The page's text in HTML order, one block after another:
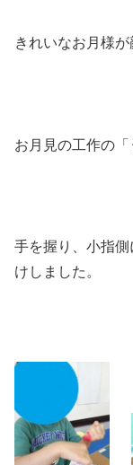
きれいなお月様
お月見の工作の「
手を握り、小指
けしました。